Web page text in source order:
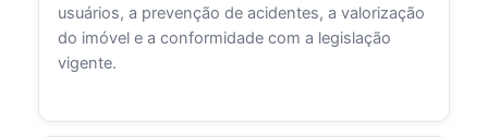
usuários, a prevenção de acidentes, a valorização
do imóvel e a conformidade com a legislação
vigente.